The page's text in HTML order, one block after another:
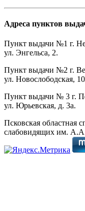
Адреса пунктов
Пункт выдачи №1 г.
ул. Энгельса, 2.
Пункт выдачи №2 г.
ул. Новослободская,
Пункт выдачи № 3 г.
ул. Юрьевская, д. 3а.
Псковская областная
слабовидящих им.